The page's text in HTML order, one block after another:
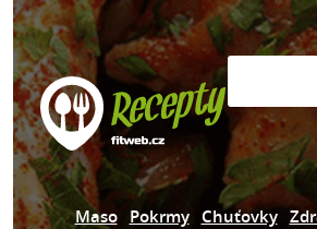
Maso Pokrmy Chuťovky